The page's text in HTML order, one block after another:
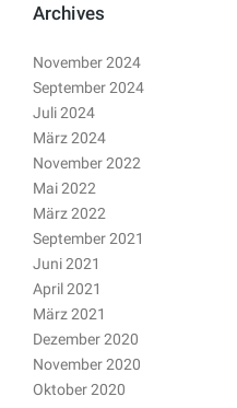
Archives
November 2024
September 2024
Juli 2024
März 2024
November 2022
Mai 2022
März 2022
September 2021
Juni 2021
April 2021
März 2021
Dezember 2020
November 2020
Oktober 2020